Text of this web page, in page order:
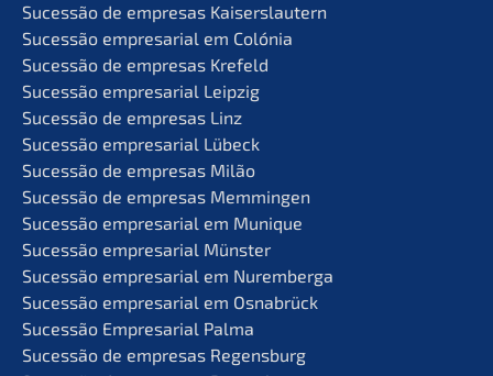
Suces­são de empre­sas Kaiserslautern
Suces­são empre­sa­ri­al em Colónia
Suces­são de empre­sas Krefeld
Suces­são empre­sa­ri­al Leipzig
Suces­são de empre­sas Linz
Suces­são empre­sa­ri­al Lübeck
Suces­são de empre­sas Milão
Suces­são de empre­sas Memmingen
Suces­são empre­sa­ri­al em Munique
Suces­são empre­sa­ri­al Münster
Suces­são empre­sa­ri­al em Nuremberga
Suces­são empre­sa­ri­al em Osnabrück
Suces­são Empre­sa­ri­al Palma
Suces­são de empre­sas Regensburg